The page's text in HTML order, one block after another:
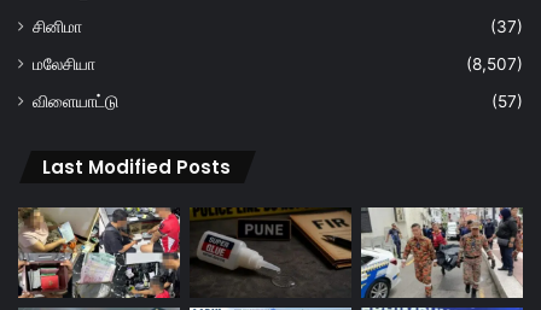
சினிமா
(37)
மலேசியா
(8,507)
விளையாட்டு
(57)
Last Modified Posts